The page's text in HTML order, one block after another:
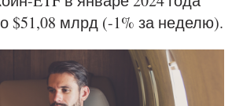
$51,08 млрд (-1% за неделю).